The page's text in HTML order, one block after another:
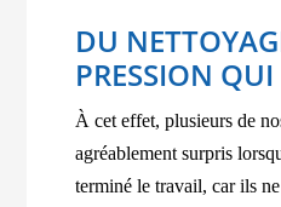
DU
PRESSION
À cet effet, plusieurs de
agréablement surpris
terminé le travail, car ils